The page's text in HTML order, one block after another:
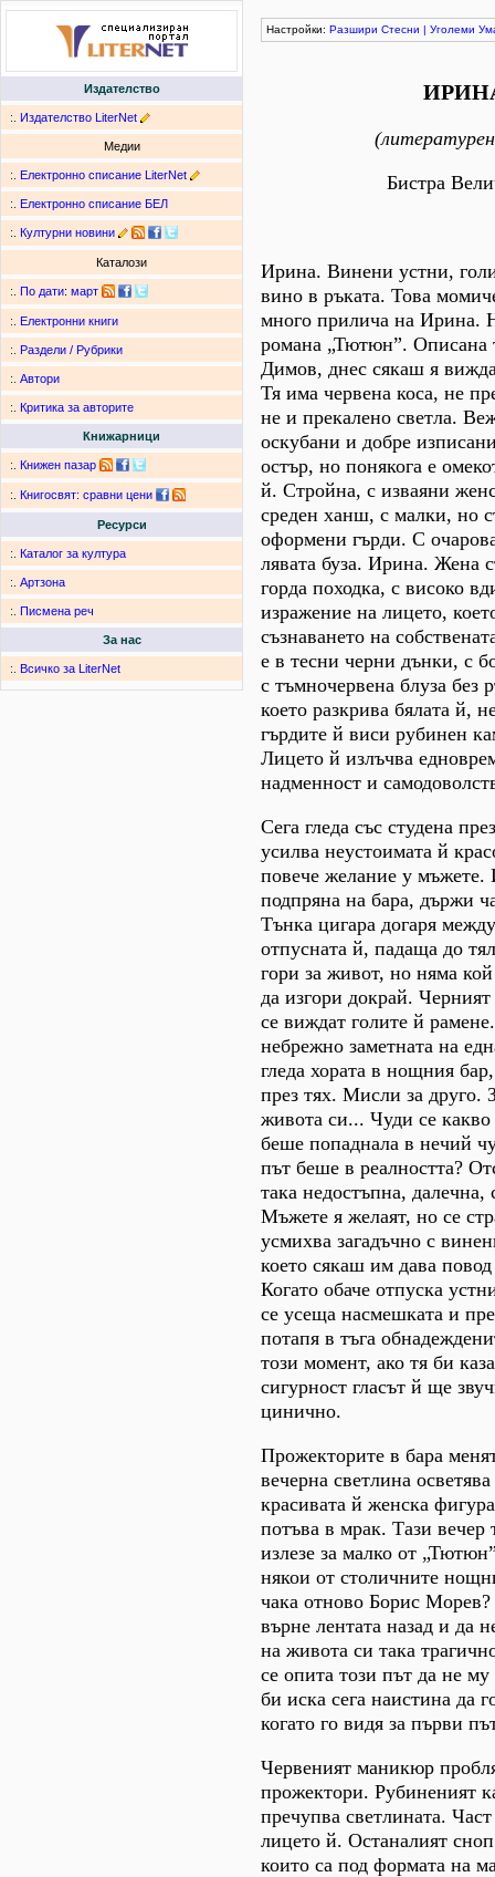
Издателство
:. Издателство LiterNet
Медии
:. Електронно списание LiterNet
:. Електронно списание БЕЛ
:. Културни новини
Каталози
:. По дати: март
:. Електронни книги
:. Раздели / Рубрики
:. Автори
:. Критика за авторите
Книжарници
:. Книжен пазар
:. Книгосвят: сравни цени
Ресурси
:. Каталог за култура
:. Артзона
:. Писмена реч
За нас
:. Всичко за LiterNet
Настройки: Разшири Стесни | Уголеми
Бистра
Ирина. Винени устни,
вино в ръката. Това
много прилича на Ирина.
романа „Тютюн”. Описана
Димов, днес сякаш я
Тя има червена коса, не
не и прекалено светла.
оскубани и добре
остър, но понякога е
й. Стройна, с изваяни
среден ханш, с малки, но
оформени гърди. С
лявата буза. Ирина. Жена
горда походка, с високо
изражение на лицето,
съзнаването на
е в тесни черни дънки, с
с тъмночервена блуза без
което разкрива бялата й,
гърдите й виси рубинен
Лицето й излъчва
надменност и
Сега гледа със студена
усилва неустоимата й
повече желание у мъжете.
подпряна на бара, държи
Тънка цигара догаря
отпусната й, падаща до
гори за живот, но няма
да изгори докрай.
се виждат голите й
небрежно заметната на
гледа хората в нощния
през тях. Мисли за друго.
живота си... Чуди се
беше попаднала в нечий
път беше в реалността?
така недостъпна, далечна,
Мъжете я желаят, но се
усмихва загадъчно с
което сякаш им дава повод
Когато обаче отпуска
се усеща насмешката и
потапя в тъга
този момент, ако тя би
сигурност гласът й ще
цинично.
Прожекторите в бара
вечерна светлина
красивата й женска
потъва в мрак. Тази вечер
излезе за малко от
някои от столичните
чака отново Борис
върне лентата назад и да
на живота си така
се опита този път да не
би иска сега наистина да
когато го видя за първи
Червеният маникюр
прожектори. Рубиненият
пречупва светлината.
лицето й. Останалият
които са под формата на